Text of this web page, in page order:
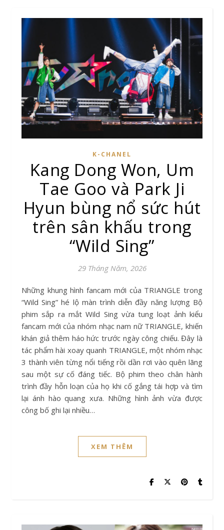
K-CHANEL
Kang Dong Won, Um
Tae Goo và Park Ji
Hyun bùng nổ sức hút
trên sân khấu trong
“Wild Sing”
29 Tháng Năm, 2026
Những khung hình fancam mới của TRIANGLE trong
“Wild Sing” hé lộ màn trình diễn đầy năng lượng Bộ
phim sắp ra mắt Wild Sing vừa tung loạt ảnh kiểu
fancam mới của nhóm nhạc nam nữ TRIANGLE, khiến
khán giả thêm háo hức trước ngày công chiếu. Đây là
tác phẩm hài xoay quanh TRIANGLE, một nhóm nhạc
3 thành viên từng nổi tiếng rồi dần rơi vào quên lãng
sau một sự cố đáng tiếc. Bộ phim theo chân hành
trình đầy hỗn loạn của họ khi cố gắng tái hợp và tìm
lại ánh hào quang xưa. Những hình ảnh vừa được
công bố ghi lại nhiều…
XEM THÊM